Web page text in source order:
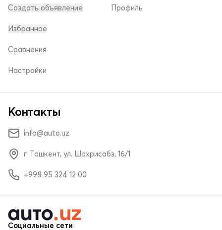
Создать объявление Профиль
Избранное
Сравнения
Настройки
Контакты
info@auto.uz
г. Ташкент, ул. Шахрисабз, 16/1
+998 95 324 12 00
Социальные сети